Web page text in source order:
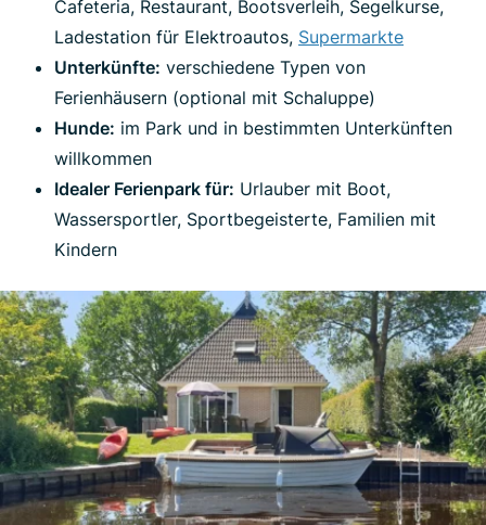
Cafeteria, Restaurant, Bootsverleih, Segelkurse,
Ladestation für Elektroautos, Supermarkte
Unterkünfte: verschiedene Typen von
Ferienhäusern (optional mit Schaluppe)
Hunde: im Park und in bestimmten Unterkünften
willkommen
Idealer Ferienpark für: Urlauber mit Boot,
Wassersportler, Sportbegeisterte, Familien mit
Kindern